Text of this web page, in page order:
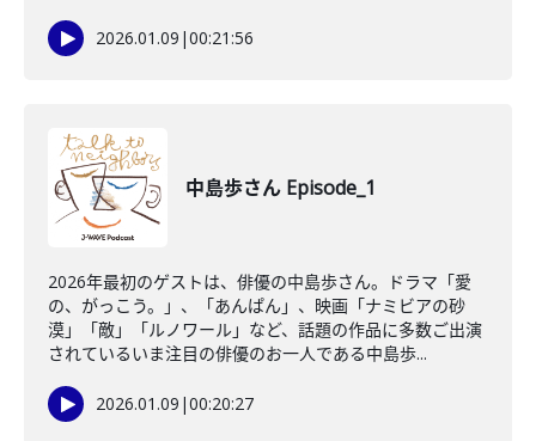
2026.01.09 |00:21:56
中島歩さん Episode_1
2026年最初のゲストは、俳優の中島歩さん。ドラマ「愛
の、がっこう。」、「あんぱん」、映画「ナミビアの砂
漠」「敵」「ルノワール」など、話題の作品に多数ご出演
されているいま注目の俳優のお一人である中島歩...
2026.01.09 |00:20:27